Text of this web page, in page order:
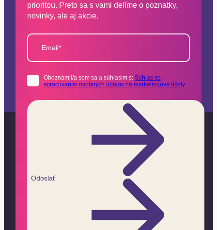
prioritou. Preto sa s vami delíme o poznatky,
novinky, ale aj akcie.
Email*
Oboznámil/a som sa a súhlasím s: Súhlas so
spracúvaním osobných údajov na marketingové účely.
Odoslať